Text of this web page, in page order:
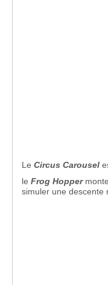
Le Circus Carousel
le Frog Hopper
simuler une descente